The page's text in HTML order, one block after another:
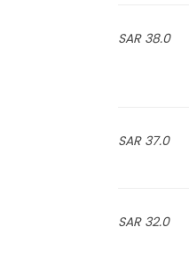
38.0 SAR
37.0 SAR
32.0 SAR